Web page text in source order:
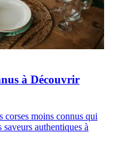
à Découvrir
corses moins connus qui
authentiques à